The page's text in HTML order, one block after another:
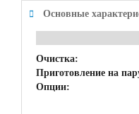
Основные
Очистка:
Приготовление на
Опции: